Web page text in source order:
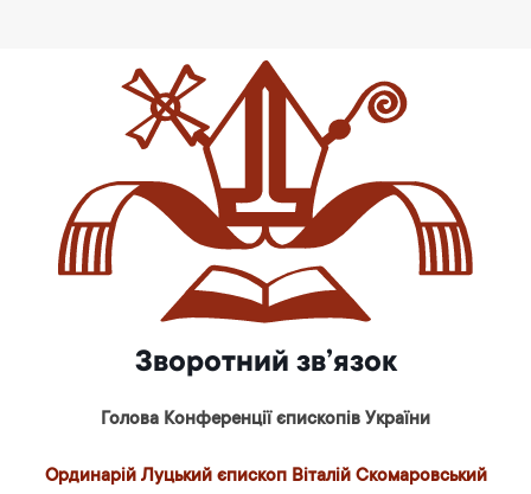
Зворотний зв’язок
Голова Конференції єпископів України
Ординарій Луцький єпископ Віталій Скомаровський